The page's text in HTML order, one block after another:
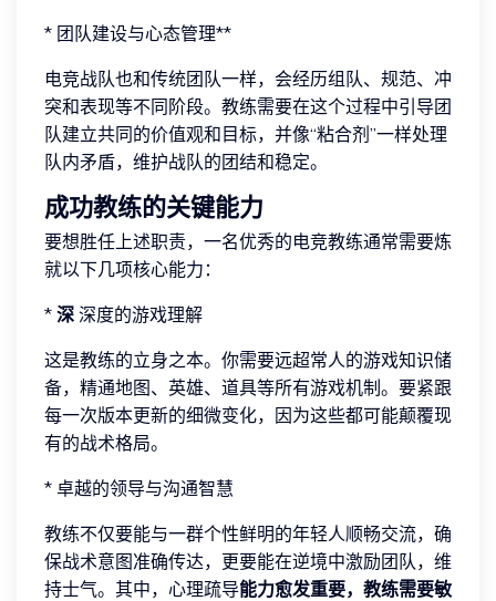
* 团队建设与心态管理**
电竞战队也和传统团队一样，会经历组队、规范、冲
突和表现等不同阶段。教练需要在这个过程中引导团
队建立共同的价值观和目标，并像“粘合剂”一样处理
队内矛盾，维护战队的团结和稳定。
成功教练的关键能力
要想胜任上述职责，一名优秀的电竞教练通常需要炼
就以下几项核心能力：
* 深 深度的游戏理解
这是教练的立身之本。你需要远超常人的游戏知识储
备，精通地图、英雄、道具等所有游戏机制。要紧跟
每一次版本更新的细微变化，因为这些都可能颠覆现
有的战术格局。
* 卓越的领导与沟通智慧
教练不仅要能与一群个性鲜明的年轻人顺畅交流，确
保战术意图准确传达，更要能在逆境中激励团队，维
持士气。其中，心理疏导能力愈发重要，教练需要敏